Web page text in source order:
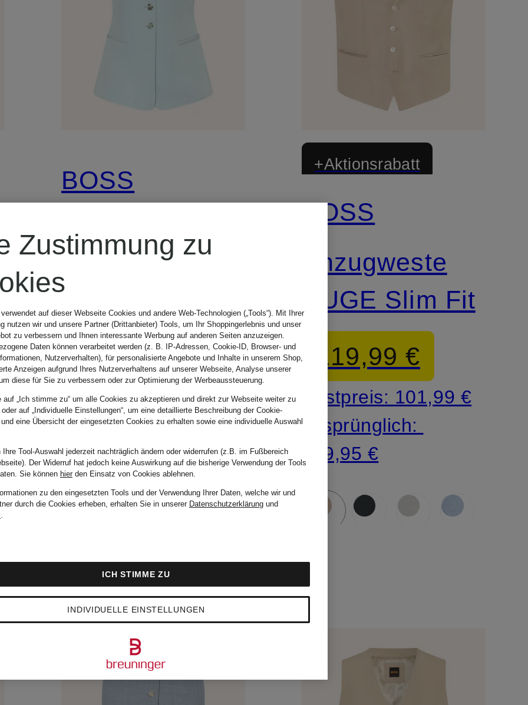
BOSS
Blazerweste
JAVESTA
169,95 €
+Aktionsrabatt
Mix & Match
BOSS
Anzugweste
HUGE Slim Fit
119,99 €
Bestpreis: 101,99 €
Ursprünglich:
179,95 €
Zustimmung zu
auf dieser Webseite Cookies und andere Web-Technologien („Tools“). Mit Ihrer
nutzen wir und unsere Partner (Drittanbieter) Tools, um Ihr Shoppingerlebnis und unser
zu verbessern und Ihnen interessante Werbung auf anderen Seiten anzuzeigen.
Daten können verarbeitet werden (z. B. IP-Adressen, Cookie-ID, Browser- und
Nutzerverhalten), für personalisierte Angebote und Inhalte in unserem Shop,
Anzeigen aufgrund Ihres Nutzerverhaltens auf unserer Webseite, Analyse unserer
diese für Sie zu verbessern oder zur Optimierung der Werbeaussteuerung.
auf „Ich stimme zu“ um alle Cookies zu akzeptieren und direkt zur Webseite weiter zu
auf „Individuelle Einstellungen“, um eine detaillierte Beschreibung der Cookie-
eine Übersicht der eingesetzten Cookies zu erhalten sowie eine individuelle Auswahl
Ihre Tool-Auswahl jederzeit nachträglich ändern oder widerrufen (z.B. im Fußbereich
Der Widerruf hat jedoch keine Auswirkung auf die bisherige Verwendung der Tools
Sie können hierden Einsatz von Cookies ablehnen.
zu den eingesetzten Tools und der Verwendung Ihrer Daten, welche wir und
durch die Cookies erheben, erhalten Sie in unserer Datenschutzerklärung und
.
INDIVIDUELLE EINSTELLUNGEN
ICH STIMME ZU